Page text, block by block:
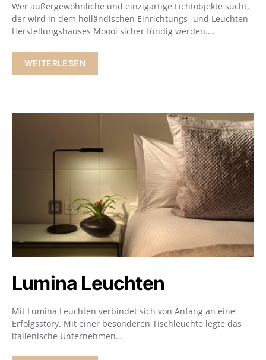
Wer außergewöhnliche und einzigartige Lichtobjekte sucht,
der wird in dem holländischen Einrichtungs- und Leuchten-
Herstellungshauses Moooi sicher fündig werden.…
WEITERLESEN
Lumina Leuchten
Mit Lumina Leuchten verbindet sich von Anfang an eine
Erfolgsstory. Mit einer besonderen Tischleuchte legte das
italienische Unternehmen…